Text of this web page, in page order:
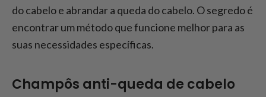
do cabelo e abrandar a queda do cabelo. O segredo é
encontrar um método que funcione melhor para as
suas necessidades específicas.
Champôs anti-queda de cabelo